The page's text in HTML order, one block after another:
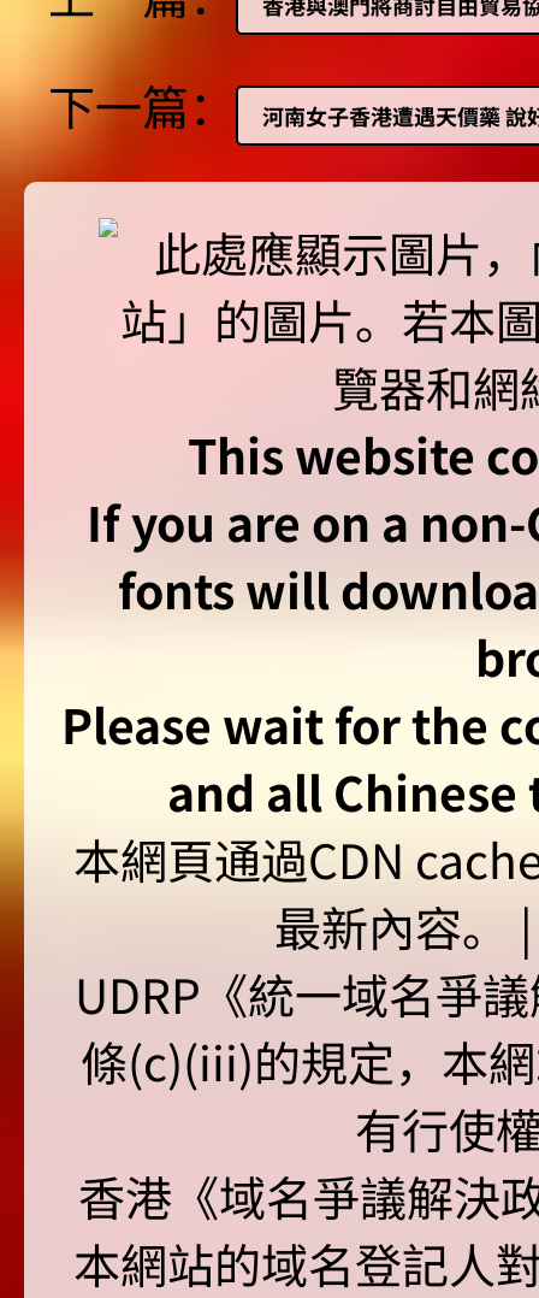
下一篇： 河南女子香港遭遇天價藥
This website
If you are on a
fonts will
Please wait for the
and all
本網頁通過CDN
最新內容。
UDRP《統一域名爭
條(c)(iii)的規定，本
有行使
香港《域名爭議解決
本網站的域名登記人